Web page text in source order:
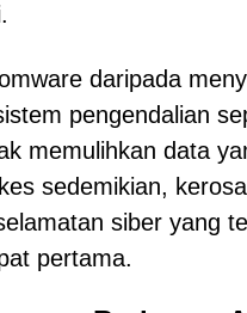
daripada
pengendalian
memulihkan data
sedemikian,
siber yang
pertama.